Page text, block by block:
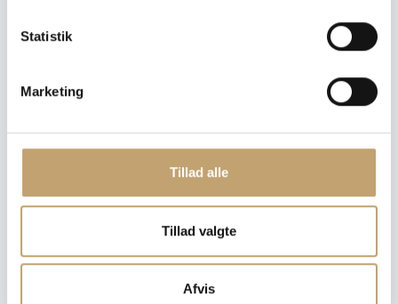
Statistik
Marketing
Tillad alle
Tillad valgte
Afvis
Tykkelse : 6 mm